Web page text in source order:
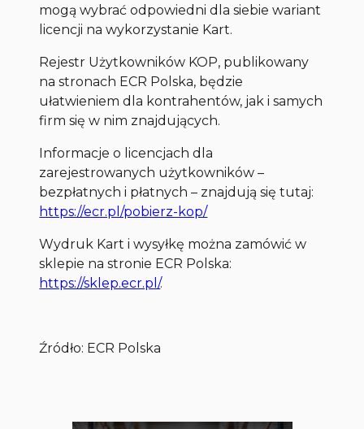
mogą wybrać odpowiedni dla siebie wariant
licencji na wykorzystanie Kart.
Rejestr Użytkowników KOP, publikowany
na stronach ECR Polska, będzie
ułatwieniem dla kontrahentów, jak i samych
firm się w nim znajdujących.
Informacje o licencjach dla
zarejestrowanych użytkowników –
bezpłatnych i płatnych – znajdują się tutaj:
https://ecr.pl/pobierz-kop/
Wydruk Kart i wysyłkę można zamówić w
sklepie na stronie ECR Polska:
https://sklep.ecr.pl/.
Źródło: ECR Polska